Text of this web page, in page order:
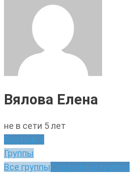
Вялова Елена
не в сети 5 лет
Рейтинг 4
Группы
Все группыСозданные группы